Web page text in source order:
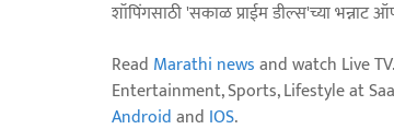
शॉपिंगसाठी 'सकाळ प्राईम डील्स'च्या भन्नाट
Read Marathi newsand watch Live TV.
Entertainment, Sports, Lifestyle at
Androidand IOS.